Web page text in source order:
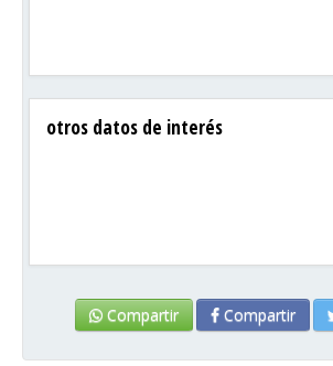
otros datos de interés
Compartir Compartir